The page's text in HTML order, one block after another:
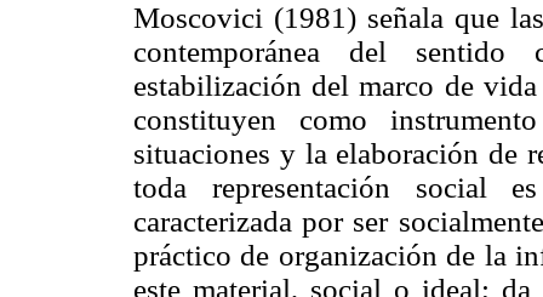
Moscovici (1981) señala que
contemporánea del sentido
estabilización del marco de
constituyen como
situaciones y la elaboración de
toda representación social
caracterizada por ser
práctico de organización de la
este material, social o ideal;